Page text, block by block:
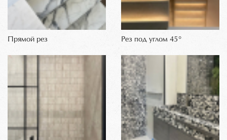
Прямой рез Рез под углом 45°